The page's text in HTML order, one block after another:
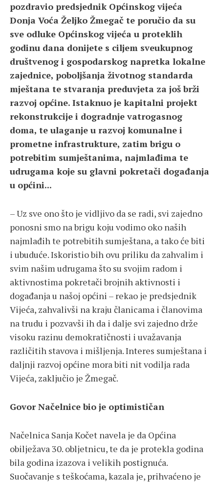
pozdravio predsjednik Općinskog vijeća
Donja Voća Željko Žmegač te poručio da su
sve odluke Općinskog vijeća u proteklih
godinu dana donijete s ciljem sveukupnog
društvenog i gospodarskog napretka lokalne
zajednice, poboljšanja životnog standarda
mještana te stvaranja preduvjeta za još brži
razvoj općine. Istaknuo je kapitalni projekt
rekonstrukcije i dogradnje vatrogasnog
doma, te ulaganje u razvoj komunalne i
prometne infrastrukture, zatim brigu o
potrebitim sumještanima, najmlađima te
udrugama koje su glavni pokretači događanja
u općini...
– Uz sve ono što je vidljivo da se radi, svi zajedno
ponosni smo na brigu koju vodimo oko naših
najmlađih te potrebitih sumještana, a tako će biti
i ubuduće. Iskoristio bih ovu priliku da zahvalim i
svim našim udrugama što su svojim radom i
aktivnostima pokretači brojnih aktivnosti i
događanja u našoj općini – rekao je predsjednik
Vijeća, zahvalivši na kraju članicama i članovima
na trudu i pozvavši ih da i dalje svi zajedno drže
visoku razinu demokratičnosti i uvažavanja
različitih stavova i mišljenja. Interes sumještana i
daljnji razvoj općine mora biti nit vodilja rada
Vijeća, zaključio je Žmegač.
Govor Načelnice bio je optimističan
Načelnica Sanja Kočet navela je da Općina
obilježava 30. obljetnicu, te da je protekla godina
bila godina izazova i velikih postignuća.
Suočavanje s teškoćama, kazala je, prihvaćeno je